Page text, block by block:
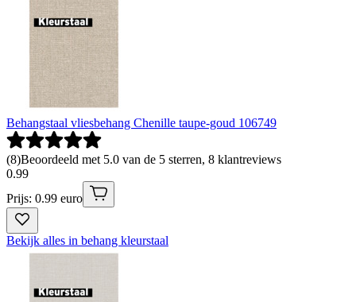
Behangstaal vliesbehang Chenille taupe-goud 106749
(8)Beoordeeld met 5.0 van de 5 sterren, 8 klantreviews
0.99
Prijs: 0.99 euro
Bekijk alles in behang kleurstaal